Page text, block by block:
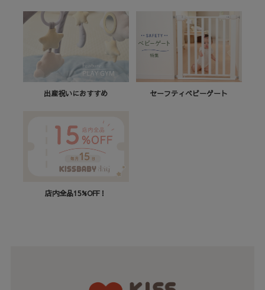
出産祝いにおすすめ セーフティベビーゲート
店内全品15%OFF！